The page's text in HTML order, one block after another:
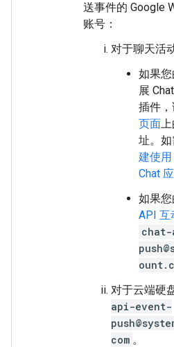
送事件的 Google
账号：
对于聊天活
如果
展
插件
页面
址。
建使
Chat
如果您
API 互
对于云端硬
api-event-
com 。